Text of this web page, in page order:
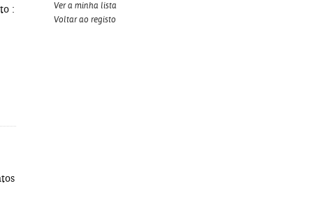
:
Ver a minha lista
Voltar ao registo